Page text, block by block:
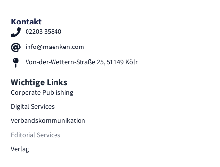
Kontakt
02203 35840
info@maenken.com
Von-der-Wettern-Straße 25, 51149 Köln
Wichtige Links
Corporate Publishing
Digital Services
Verbandskommunikation
Editorial Services
Verlag